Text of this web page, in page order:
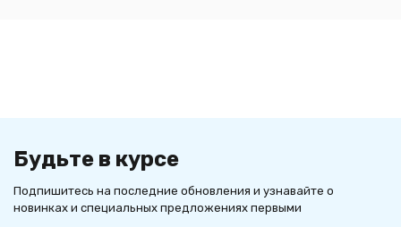
Будьте в курсе
Подпишитесь на последние обновления и узнавайте о
новинках и специальных предложениях первыми